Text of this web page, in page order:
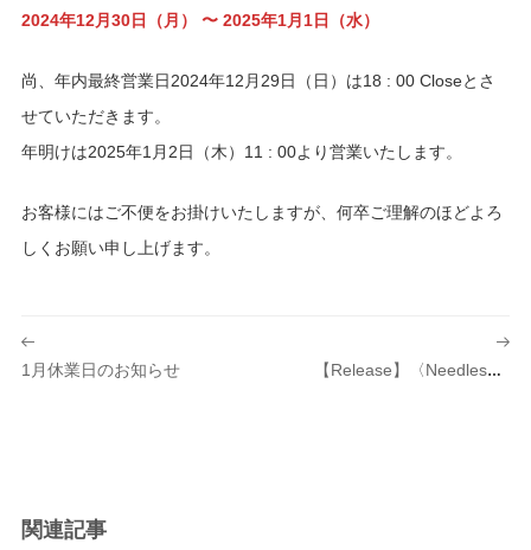
2024年12月30日（月） 〜 2025年1月1日（水）
尚、年内最終営業日2024年12月29日（日）は18 : 00 Closeとさ
せていただきます。
年明けは2025年1月2日（木）11 : 00より営業いたします。
お客様にはご不便をお掛けいたしますが、何卒ご理解のほどよろ
しくお願い申し上げます。
投
稿
シ
【Release】〈Needles（ニードルズ）〉別注商品発売のお知らせ
1月休業日のお知らせ
関連記事